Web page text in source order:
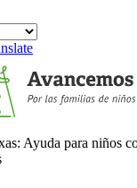
Ayuda para niños